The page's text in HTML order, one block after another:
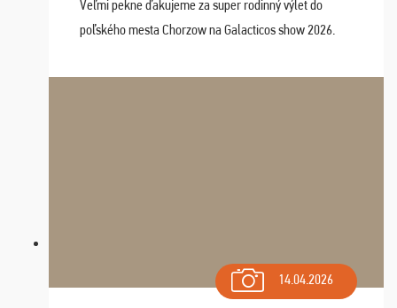
Veľmi pekne ďakujeme za super rodinný výlet do
poľského mesta Chorzow na Galacticos show 2026.
Navštívili sme aj zábavný park Legendia, previe ...
14.04.2026